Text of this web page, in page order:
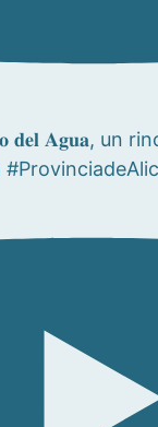
𝐝𝐞𝐥 𝐀𝐠𝐮𝐚, un